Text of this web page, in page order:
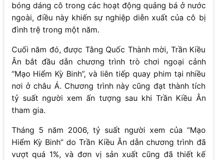
bóng dáng cô trong các hoạt động quảng bá ở nước
ngoài, điều này khiến sự nghiệp diễn xuất của cô bị
đình trệ trong một năm.
Cuối năm đó, được Tằng Quốc Thành mời, Trần Kiều
Ân bắt đầu dẫn chương trình trò chơi ngoại cảnh
“Mạo Hiểm Kỳ Binh”, và liên tiếp quay phim tại nhiều
nơi ở châu Á. Chương trình này cũng đạt thành tích
tỷ suất người xem ấn tượng sau khi Trần Kiều Ân
tham gia.
Tháng 5 năm 2006, tỷ suất người xem của “Mạo
Hiểm Kỳ Binh” do Trần Kiều Ân dẫn chương trình đã
vượt quá 1%, và đơn vị sản xuất cũng đã thiết kế